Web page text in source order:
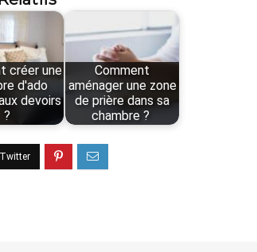
créer une
d'ado
devoirs
?
Comment
aménager une zone
de prière dans sa
chambre ?